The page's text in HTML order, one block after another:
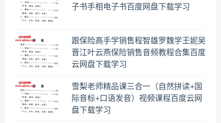
子书手相电子书百度网盘下载学习
跟保险高手学销售程智雄罗魏学王妮吴
晋江叶云燕保险销售音频教程合集百度
云网盘下载学习
雪梨老师精品课三合一（自然拼读+国
际音标+口语发音）视频课程百度云网
盘下载学习